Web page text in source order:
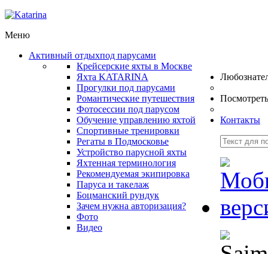
Меню
Активный отдыхпод парусами
Крейсерские яхты в Москве
Яхта KATARINA
Прогулки под парусами
Романтические путешествия
Фотосессии под парусом
Обучение управлению яхтой
Спортивные тренировки
Регаты в Подмосковье
Устройство парусной яхты
Яхтенная терминология
Рекомендуемая экипировка
Паруса и такелаж
Боцманский рундук
Зачем нужна авторизация?
Посмотреть
Фото
Видео
Контакты